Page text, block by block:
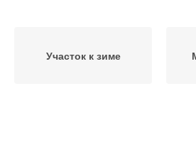
Участок к зиме